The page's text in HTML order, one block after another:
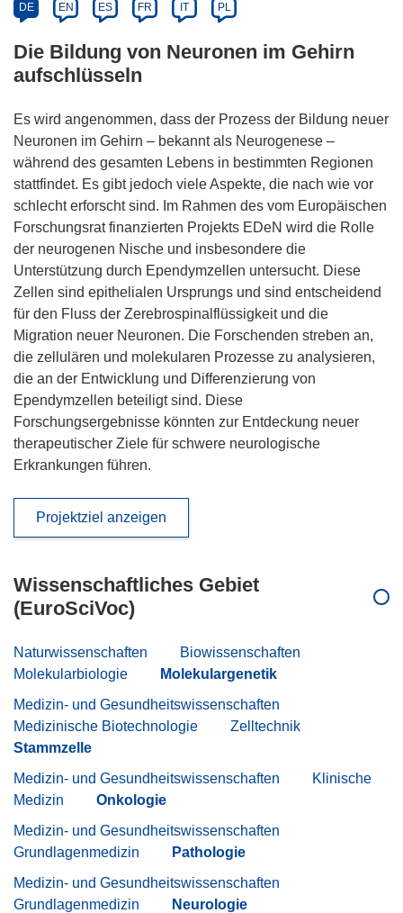
DE EN ES FR IT PL
Die Bildung von Neuronen im Gehirn
aufschlüsseln
Es wird angenommen, dass der Prozess der Bildung neuer
Neuronen im Gehirn – bekannt als Neurogenese –
während des gesamten Lebens in bestimmten Regionen
stattfindet. Es gibt jedoch viele Aspekte, die nach wie vor
schlecht erforscht sind. Im Rahmen des vom Europäischen
Forschungsrat finanzierten Projekts EDeN wird die Rolle
der neurogenen Nische und insbesondere die
Unterstützung durch Ependymzellen untersucht. Diese
Zellen sind epithelialen Ursprungs und sind entscheidend
für den Fluss der Zerebrospinalflüssigkeit und die
Migration neuer Neuronen. Die Forschenden streben an,
die zellulären und molekularen Prozesse zu analysieren,
die an der Entwicklung und Differenzierung von
Ependymzellen beteiligt sind. Diese
Forschungsergebnisse könnten zur Entdeckung neuer
therapeutischer Ziele für schwere neurologische
Erkrankungen führen.
Projektziel anzeigen
Wissenschaftliches Gebiet
(EuroSciVoc)
Naturwissenschaften
Biowissenschaften
Molekularbiologie
Molekulargenetik
Medizin- und Gesundheitswissenschaften
Medizinische Biotechnologie
Zelltechnik
Stammzelle
Medizin- und Gesundheitswissenschaften
Klinische
Medizin
Onkologie
Medizin- und Gesundheitswissenschaften
Grundlagenmedizin
Pathologie
Medizin- und Gesundheitswissenschaften
Grundlagenmedizin
Neurologie